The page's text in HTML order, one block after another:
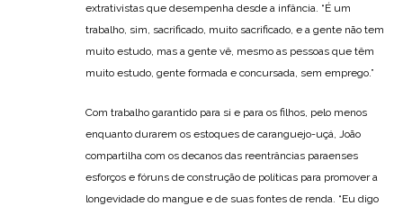
extrativistas que desempenha desde a infância. “É um
trabalho, sim, sacrificado, muito sacrificado, e a gente não tem
muito estudo, mas a gente vê, mesmo as pessoas que têm
muito estudo, gente formada e concursada, sem emprego.”
Com trabalho garantido para si e para os filhos, pelo menos
enquanto durarem os estoques de caranguejo-uçá, João
compartilha com os decanos das reentrâncias paraenses
esforços e fóruns de construção de políticas para promover a
longevidade do mangue e de suas fontes de renda. “Eu digo